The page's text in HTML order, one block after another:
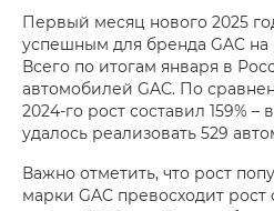
Первый месяц нового 2025
успешным для бренда GAC
Всего по итогам января в
автомобилей GAC. По
2024‑го рост составил 159%
удалось реализовать 529
Важно отметить, что рост
марки GAC превосходит рост